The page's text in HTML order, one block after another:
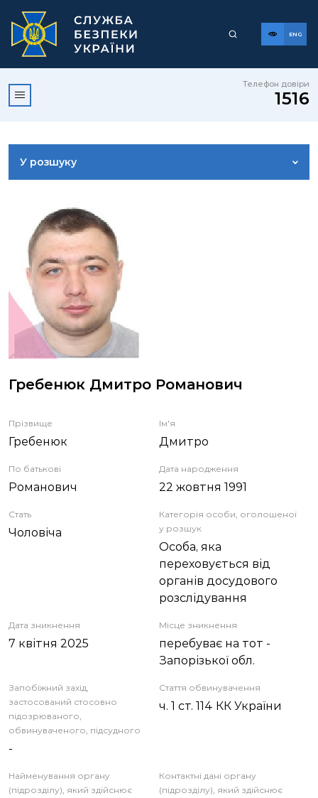
ENG
Телефон довіри
1516
У розшуку
ЗВЕРНЕННЯ ГРОМАДЯН
КОРИСНА ІНФОРМАЦІЯ
ЗВІТИ
Гребенюк Дмитро Романович
Прізвище
Гребенюк
Ім'я
Дмитро
По батькові
Романович
Дата народження
22 жовтня 1991
Стать
Чоловіча
Категорія особи, оголошеної
у розшук
Особа, яка
переховується від
органів досудового
розслідування
Дата зникнення
7 квітня 2025
Місце зникнення
перебуває на тот -
Запорізької обл.
Запобіжний захід,
застосований стосовно
підозрюваного,
обвинуваченого, підсудного
-
Стаття обвинувачення
ч. 1 ст. 114 КК України
Найменування органу
(підрозділу), який здійснює
Контактні дані органу
(підрозділу), який здійснює